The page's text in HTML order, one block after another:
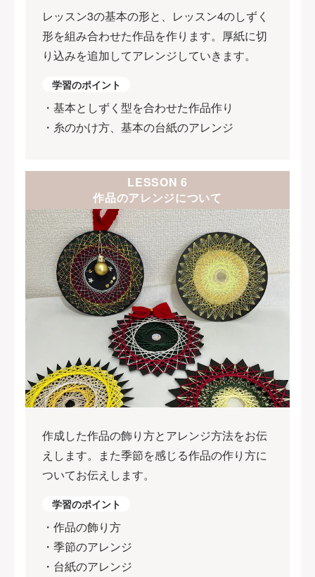
レッスン3の基本の形と、レッスン4のしずく
形を組み合わせた作品を作ります。厚紙に切
り込みを追加してアレンジしていきます。
学習のポイント
・基本としずく型を合わせた作品作り
・糸のかけ方、基本の台紙のアレンジ
LESSON 6
作品のアレンジについて
作成した作品の飾り方とアレンジ方法をお伝
えします。また季節を感じる作品の作り方に
ついてお伝えします。
学習のポイント
・作品の飾り方
・季節のアレンジ
・台紙のアレンジ